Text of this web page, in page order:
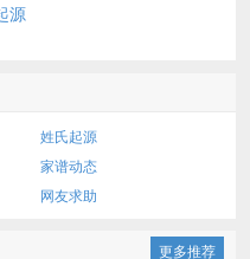
源
姓氏起源
家谱动态
网友求助
更多推荐